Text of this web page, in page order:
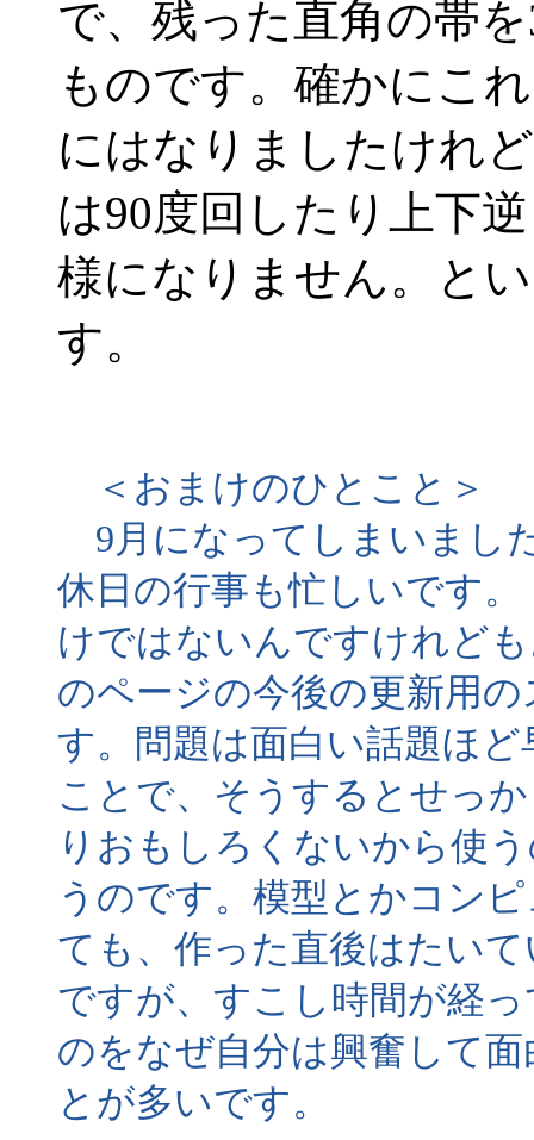
で、残った直角の帯
ものです。確かにこ
にはなりましたけれ
は90度回したり上下
様になりません。と
す。
＜おまけのひとこと＞
9月になってしまいまし
休日の行事も忙しいです
けではないんですけれど
のページの今後の更新用
す。問題は面白い話題ほ
ことで、そうするとせっ
りおもしろくないから使
うのです。模型とかコン
ても、作った直後はたい
ですが、すこし時間が経
のをなぜ自分は興奮して
とが多いです。